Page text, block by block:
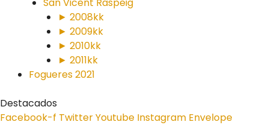
► 2008kk
► 2009kk
► 2010kk
► 2011kk
Fogueres 2021
Destacados
Facebook-f TwitterYoutube Instagram Envelope